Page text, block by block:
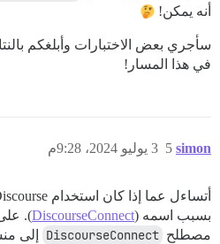
أنه يمكن!
سأجري بعض الاختبارات وأبلغكم
في هذا المسار!
simon 3 يوليو 2024، 9:28م 5
بسبب اسمه (DiscourseConnect
).
مصطلح DiscourseConnect
إلى